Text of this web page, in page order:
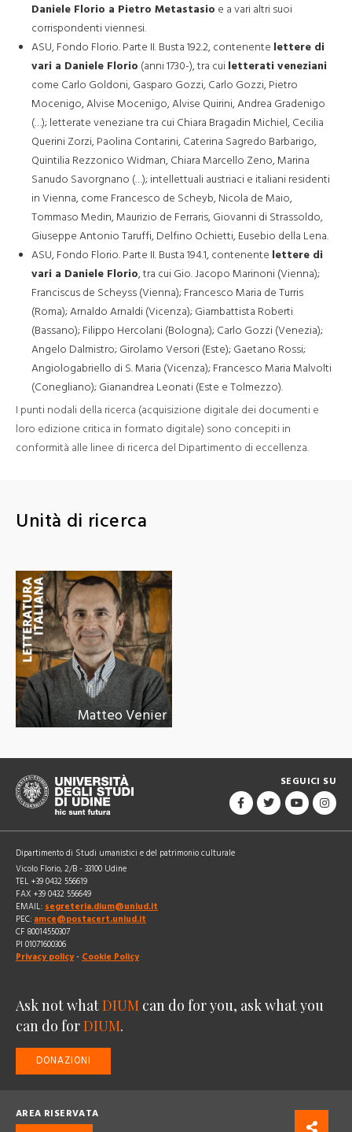
Daniele Florio a Pietro Metastasio e a vari altri suoi
corrispondenti viennesi.
ASU, Fondo Florio. Parte II. Busta 192.2, contenente lettere di
vari a Daniele Florio (anni 1730-), tra cui letterati veneziani
come Carlo Goldoni, Gasparo Gozzi, Carlo Gozzi, Pietro
Mocenigo, Alvise Mocenigo, Alvise Quirini, Andrea Gradenigo
(…); letterate veneziane tra cui Chiara Bragadin Michiel, Cecilia
Querini Zorzi, Paolina Contarini, Caterina Sagredo Barbarigo,
Quintilia Rezzonico Widman, Chiara Marcello Zeno, Marina
Sanudo Savorgnano (…); intellettuali austriaci e italiani residenti
in Vienna, come Francesco de Scheyb, Nicola de Maio,
Tommaso Medin, Maurizio de Ferraris, Giovanni di Strassoldo,
Giuseppe Antonio Taruffi, Delfino Ochietti, Eusebio della Lena.
ASU, Fondo Florio. Parte II. Busta 194.1, contenente lettere di
vari a Daniele Florio, tra cui Gio. Jacopo Marinoni (Vienna);
Franciscus de Scheyss (Vienna); Francesco Maria de Turris
(Roma); Arnaldo Arnaldi (Vicenza); Giambattista Roberti
(Bassano); Filippo Hercolani (Bologna); Carlo Gozzi (Venezia);
Angelo Dalmistro; Girolamo Versori (Este); Gaetano Rossi;
Angiologabriello di S. Maria (Vicenza); Francesco Maria Malvolti
(Conegliano); Gianandrea Leonati (Este e Tolmezzo).
I punti nodali della ricerca (acquisizione digitale dei documenti e
loro edizione critica in formato digitale) sono concepiti in
conformità alle linee di ricerca del Dipartimento di eccellenza.
Unità di ricerca
Matteo Venier
SEGUICI SU
Dipartimento di Studi umanistici e del patrimonio culturale
Vicolo Florio, 2/B - 33100 Udine
TEL +39 0432 556619
FAX +39 0432 556649
EMAIL: segreteria.dium@uniud.it
PEC: amce@postacert.uniud.it
CF 80014550307
PI 01071600306
Privacy policy - Cookie Policy
Ask not whatDIUM can do for you, ask what you
can do forDIUM.
DONAZIONI
AREA RISERVATA